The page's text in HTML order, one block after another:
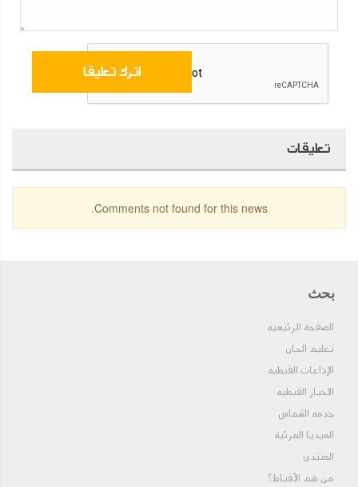
تعليقات
Comments not found for this news.
بحث
الصفحة الرئيسيه
تعليم الحان
الإذاعات القبطيه
الاخبار القبطيه
خدمه الشماس
الميديا المرئية
المنتدي
من هم الأقباط؟‎